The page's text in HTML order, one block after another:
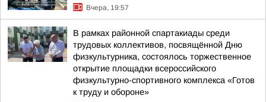
Вчера, 19:57
В рамках районной спартакиады среди
трудовых коллективов, посвящённой Дню
физкультурника, состоялось торжественное
открытие площадки всероссийского
физкультурно-спортивного комплекса «Готов
к труду и обороне»